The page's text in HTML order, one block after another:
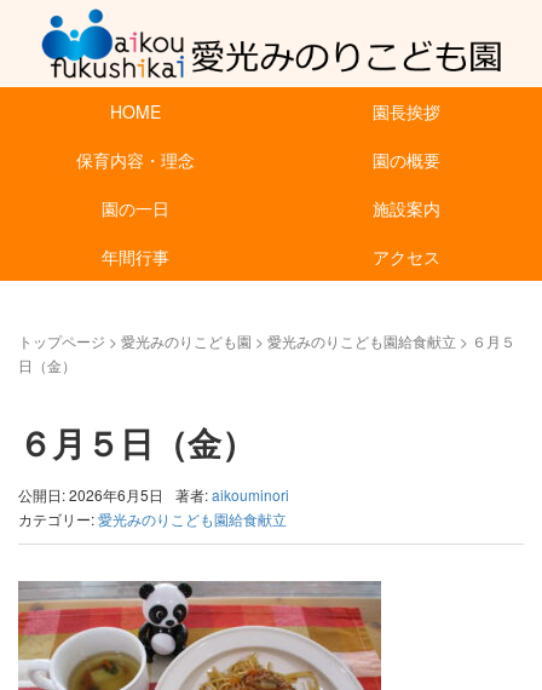
HOME
園長挨拶
保育内容・理念
園の概要
園の一日
施設案内
年間行事
アクセス
トップページ > 愛光みのりこども園 > 愛光みのりこども園給食献立 > ６月５
日（金）
６月５日（金）
公開日: 2026年6月5日 著者:aikouminori
カテゴリー:愛光みのりこども園給食献立